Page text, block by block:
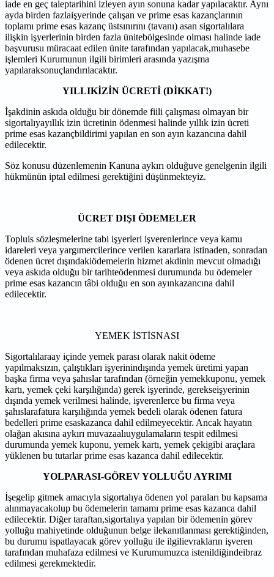
iade en geç taleptarihini izleyen ayın sonuna kadar yapılacaktır. Aynı
ayda birden fazlaişyerinde çalışan ve prime esas kazançlarının
toplamı prime esas kazanç üstsınırını (tavanı) asan sigortalılara
ilişkin işyerlerinin birden fazla ünitebölgesinde olması halinde iade
başvurusu müracaat edilen ünite tarafından yapılacak,muhasebe
işlemleri Kurumunun ilgili birimleri arasında yazışma
yapılaraksonuçlandırılacaktır.
YILLIKİZİN ÜCRETİ (DİKKAT!)
İşakdinin askıda olduğu bir dönemde fiili çalışması olmayan bir
sigortalıyayıllık izin ücretinin ödenmesi halinde yıllık izin ücreti
prime esas kazançbildirimi yapılan en son ayın kazancına dahil
edilecektir.
Söz konusu düzenlemenin Kanuna aykırı olduğuve genelgenin ilgili
hükmünün iptal edilmesi gerektiğini düşünmekteyiz.
ÜCRET DIŞI ÖDEMELER
Topluis sözleşmelerine tabi işyerleri işverenlerince veya kamu
idareleri veya yargımercilerince verilen kararlara istinaden, sonradan
ödenen ücret dışındakiödemelerin hizmet akdinin mevcut olmadığı
veya askıda olduğu bir tarihteödenmesi durumunda bu ödemeler
prime esas kazancın tâbi olduğu en son ayınkazancına dahil
edilecektir.
YEMEK İSTİSNASI
Sigortalılaraay içinde yemek parası olarak nakit ödeme
yapılmaksızın, çalıştıkları işyerinindışında yemek üretimi yapan
başka firma veya şahıslar tarafından (örneğin yemekkuponu, yemek
kartı, yemek çeki karşılığında) gerek işyerinde, gerekseişyerinin
dışında yemek verilmesi halinde, işverenlerce bu firma veya
şahıslarafatura karşılığında yemek bedeli olarak ödenen fatura
bedelleri prime esaskazanca dahil edilmeyecektir. Ancak hayatın
olağan akısına aykırı muvazaalıuygulamaların tespit edilmesi
durumunda yemek kuponu, yemek kartı, yemek çekigibi araçlara
yüklenen bu tutarlar prime esas kazanca dahil edilecektir.
YOLPARASI-GÖREV YOLLUĞU AYRIMI
İşegelip gitmek amacıyla sigortalıya ödenen yol paraları bu kapsama
alınmayacakolup bu ödemelerin tamamı prime esas kazanca dahil
edilecektir. Diğer taraftan,sigortalıya yapılan bir ödemenin görev
yolluğu mahiyetinde olduğunun belge ilekanıtlanması gerektiğinden,
bu durumu ispatlayacak görev yolluğu ile ilgilievrakların işveren
tarafından muhafaza edilmesi ve Kurumumuzca istenildiğindeibraz
edilmesi gerekmektedir.